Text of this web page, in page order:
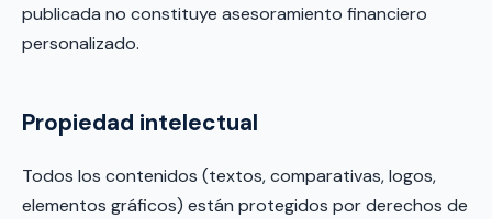
publicada no constituye asesoramiento financiero
personalizado.
Propiedad intelectual
Todos los contenidos (textos, comparativas, logos,
elementos gráficos) están protegidos por derechos de